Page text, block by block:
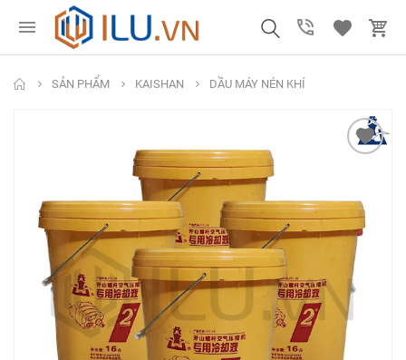
SẢN PHẨM KAISHAN DẦU MÁY NÉN KHÍ